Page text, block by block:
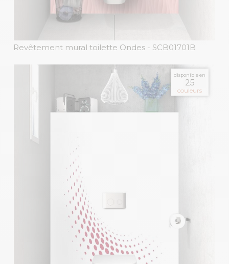
Revêtement mural toilette Ondes - SCB01701B
disponible en
25
couleurs